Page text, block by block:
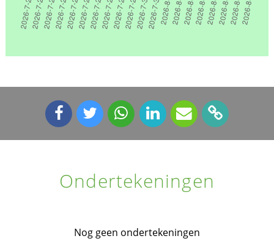
Ondertekeningen
Nog geen ondertekeningen